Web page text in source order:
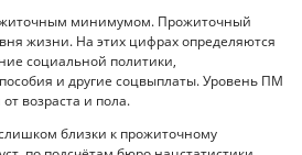
минимумом. Прожиточный
жизни. На этих цифрах определяются
социальной политики,
и другие соцвыплаты. Уровень ПМ
возраста и пола.
близки к прожиточному